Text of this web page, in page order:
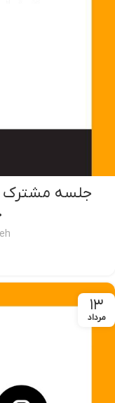
جلسه مشترک
۱۳
مرداد